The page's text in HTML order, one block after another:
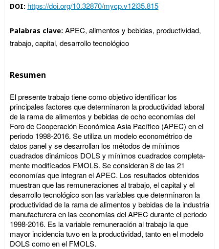
DOI: https://doi.org/10.32870/mycp.v12i35.815
Palabras clave: APEC, alimentos y bebidas, productividad,
trabajo, capital, desarrollo tecnológico
Resumen
El presente trabajo tiene como objetivo identificar los
principales factores que determinaron la productividad laboral
de la rama de alimentos y bebidas de ocho economías del
Foro de Cooperación Económica Asia Pacífico (APEC) en el
periodo 1998-2016. Se utiliza un modelo econométrico de
datos panel y se desarrollan los métodos de mínimos
cuadrados dinámicos DOLS y mínimos cuadrados completa-
mente modificados FMOLS. Se consideran 8 de las 21
economías que integran el APEC. Los resultados obtenidos
muestran que las remuneraciones al trabajo, el capital y el
desarrollo tecnológico son las variables que determinaron la
productividad de la rama de alimentos y bebidas de la industria
manufacturera en las economías del APEC durante el periodo
1998-2016. Es la variable remuneración al trabajo la que
mayor incidencia tuvo en la productividad, tanto en el modelo
DOLS como en el FMOLS.